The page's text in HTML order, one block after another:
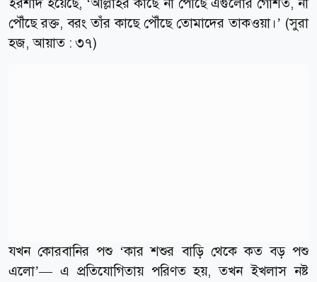
পৌঁছে রক্ত, বরং তাঁর কাছে পৌঁছে তোমাদের তাকওয়া।’ (সুরা
হজ, আয়াত : ৩৭)
যখন কোরবানির পশু ‘কার শশুর বাড়ি থেকে কত বড় পশু
এলো’— এ প্রতিযোগিতায় পরিণত হয়, তখন ইখলাস নষ্ট